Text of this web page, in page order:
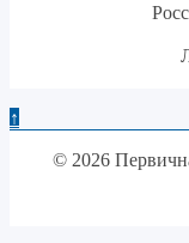
↑
© 2026